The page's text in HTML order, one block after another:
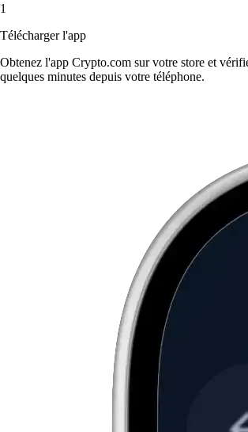
1
Télécharger l'app
Obtenez l'app Crypto.com sur votre store et
quelques minutes depuis votre téléphone.